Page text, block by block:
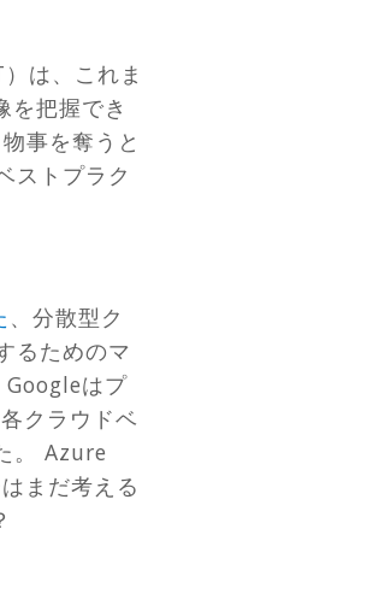
は、これま
を把握でき
事を奪うと
ストプラク
、分散型ク
るためのマ
はプ
クラウドベ
。 Azure
まだ考える